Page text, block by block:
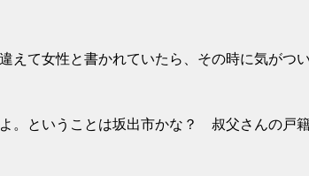
えて女性と書かれていたら、その時に気がつ
。ということは坂出市かな？ 叔父さんの